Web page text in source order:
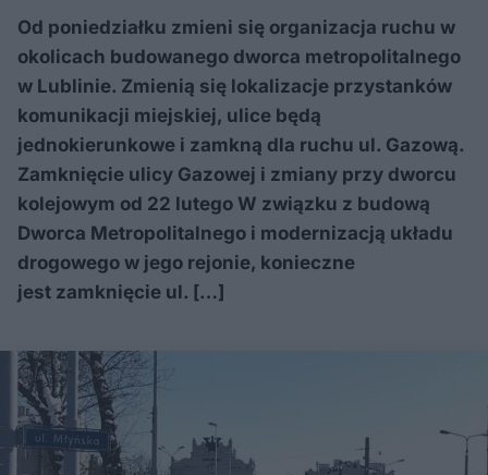
Od poniedziałku zmieni się organizacja ruchu w
okolicach budowanego dworca metropolitalnego
w Lublinie. Zmienią się lokalizacje przystanków
komunikacji miejskiej, ulice będą
jednokierunkowe i zamkną dla ruchu ul. Gazową.
Zamknięcie ulicy Gazowej i zmiany przy dworcu
kolejowym od 22 lutego W związku z budową
Dworca Metropolitalnego i modernizacją układu
drogowego w jego rejonie, konieczne
jest zamknięcie ul. […]